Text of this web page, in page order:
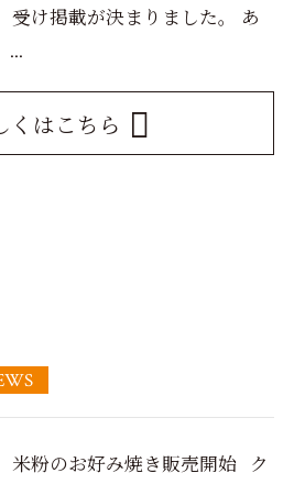
受け掲載が決まりました。 あ
...
くはこちら
米粉のお好み焼き販売開始 ク